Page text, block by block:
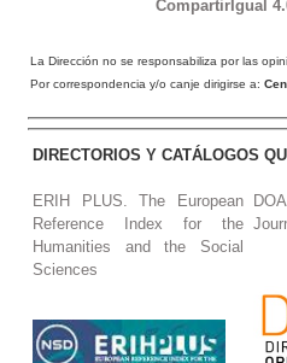
CompartirIgual
La Dirección no se responsabiliza por las
Por correspondencia y/o canje dirigirse a:
DIRECTORIOS Y CATÁLOGOS
ERIH PLUS. The European
Reference Index for the
Humanities and the Social
Sciences